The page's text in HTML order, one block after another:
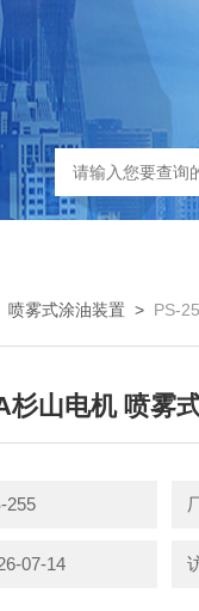
喷雾式涂油装置 > PS-
杉山电机 喷雾
255
07-14